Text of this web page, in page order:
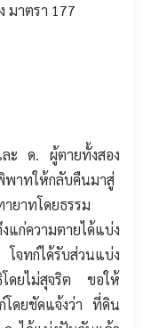
มาตรา 177
ะ ด. ผู้ตายทั้งสอง
พาทให้กลับคืนมาสู่
ยาทโดยธรรม
แก่ความตายได้แบ่ง
จทก์ได้รับส่วนแบ่ง
ดยไม่สุจริต ขอให้
โดยชัดแจ้งว่า ที่ดิน